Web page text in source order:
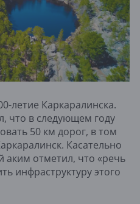
летие Каркаралинска.
что в следующем году
50 км дорог, в том
Касательно
отметил, что «речь
инфраструктуру этого